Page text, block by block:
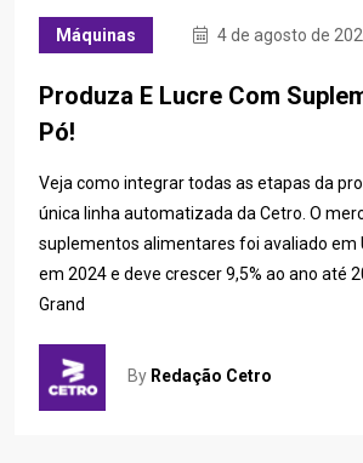
Máquinas 4 de agosto de
Produza E Lucre Com
Pó!
Veja como integrar todas as etapas da
única linha automatizada da Cetro. O
suplementos alimentares foi avaliado em
em 2024 e deve crescer 9,5% ao ano até
Grand
By Redação Cetro